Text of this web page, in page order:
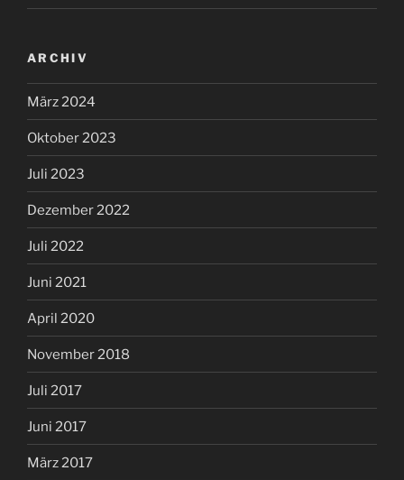
ARCHIV
März 2024
Oktober 2023
Juli 2023
Dezember 2022
Juli 2022
Juni 2021
April 2020
November 2018
Juli 2017
Juni 2017
März 2017